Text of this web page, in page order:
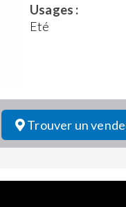
Usages :
Eté
Trouver un